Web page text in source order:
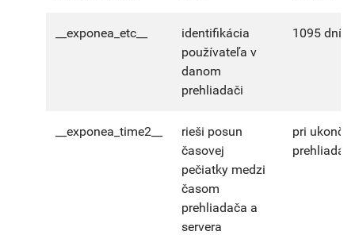
__exponea_etc__
identifikácia
používateľa v
danom
prehliadači
1095 dní
__exponea_time2__
rieši posun
časovej
pečiatky medzi
časom
prehliadača a
servera
pri